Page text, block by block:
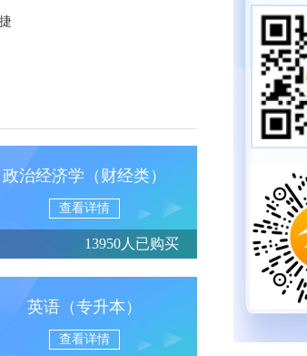
政治经济学（财经类）
查看详情
13950人已购买
英语（专升本）
查看详情